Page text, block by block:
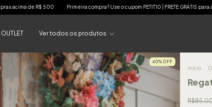
Primeira compra? Use o cupom PETIT10 | FRETE GRÁTIS para as compras acima de R$
OUTLET Ver todos os produtos
40% OFF
Início